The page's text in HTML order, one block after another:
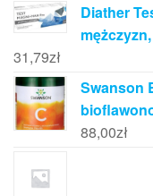
Diather
31,79zł
Swanson
88,00zł